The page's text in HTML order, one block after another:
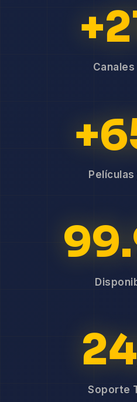
Canales
Películas
Soporte